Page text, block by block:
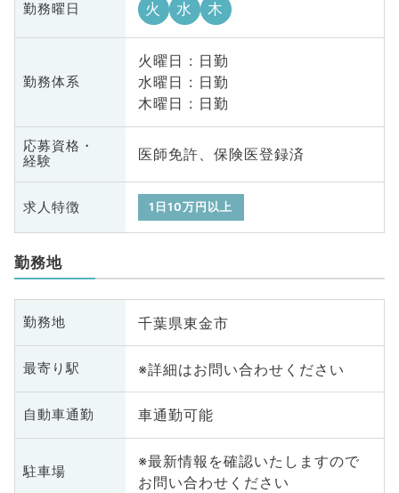
勤務曜日 火 水 木
勤務体系
火曜日 : 日勤
水曜日 : 日勤
木曜日 : 日勤
応募資格・
経験
医師免許、保険医登録済
求人特徴 1日10万円以上
勤務地
勤務地 千葉県東金市
最寄り駅 ※詳細はお問い合わせください
自動車通勤 車通勤可能
駐車場
※最新情報を確認いたしますので
お問い合わせください